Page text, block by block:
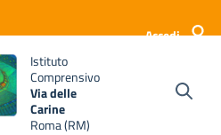
Accedi
Istituto
Comprensivo
Via delle
Carine
Roma (RM)